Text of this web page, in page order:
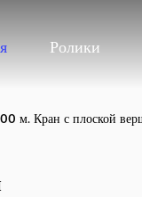
Ролики
м. Кран с плоской